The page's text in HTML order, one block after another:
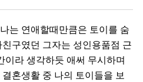
는 연애할때만큼은 토이를 숨
구였던 그자는 성인용품점 근
이라 생각하듯 애써 무시하며
혼생활 중 나의 토이들을 보